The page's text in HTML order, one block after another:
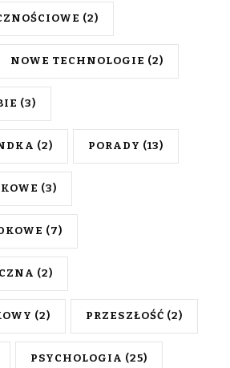
(2)
NOWE TECHNOLOGIE (2)
(3)
(2) PORADY (13)
(3)
(7)
(2)
(2) PRZESZŁOŚĆ (2)
PSYCHOLOGIA (25)